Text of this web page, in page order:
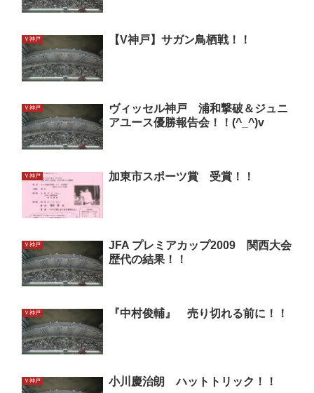
Ｖ神戸 【V神戸】サガン鳥栖戦！！
Ｖ神戸
ヴィッセル神戸 浦和撃破＆ジュニ
アユース優勝報告会！！(^_^)v
Ｖ神戸 加東市スポーツ賞 受賞！！
Ｖ神戸
JFA プレミアカップ2009 関西大会
歴代の結果！！
Ｖ神戸 『中村俊輔』 売り切れる前に！！
Ｖ神戸 小川慶治朗 ハットトリック！！